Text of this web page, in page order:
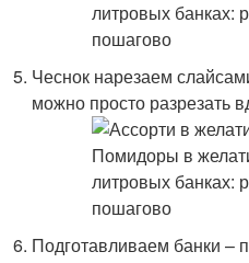
Чеснок нарезаем
можно просто разрезать
Подготавливаем банки